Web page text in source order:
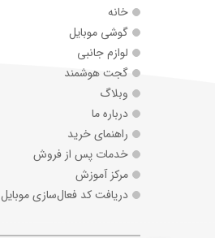
خانه
گوشی موبایل
لوازم جانبی
گجت هوشمند
وبلاگ
درباره ما
راهنمای خرید
خدمات پس از فروش
مرکز آموزش
دریافت کد فعال‌سازی موبایل